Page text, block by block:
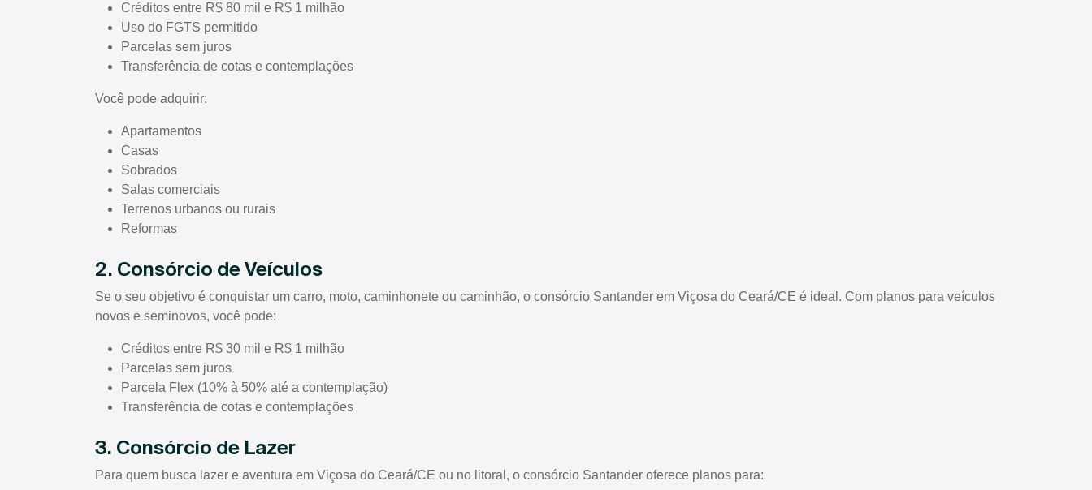
Créditos entre R$ 80 mil e R$ 1 milhão
Uso do FGTS permitido
Parcelas sem juros
Transferência de cotas e contemplações
Você pode adquirir:
Apartamentos
Casas
Sobrados
Salas comerciais
Terrenos urbanos ou rurais
Reformas
2. Consórcio de Veículos
Se o seu objetivo é conquistar um carro, moto, caminhonete ou caminhão, o consórcio Santander em Viçosa do Ceará/CE é ideal. Com planos para veículos
novos e seminovos, você pode:
Créditos entre R$ 30 mil e R$ 1 milhão
Parcelas sem juros
Parcela Flex (10% à 50% até a contemplação)
Transferência de cotas e contemplações
3. Consórcio de Lazer
Para quem busca lazer e aventura em Viçosa do Ceará/CE ou no litoral, o consórcio Santander oferece planos para: